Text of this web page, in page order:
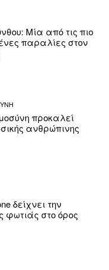
Μία από τις πιο
παραλίες στον
προκαλεί
ανθρώπινης
δείχνει την
φωτιάς στο όρος